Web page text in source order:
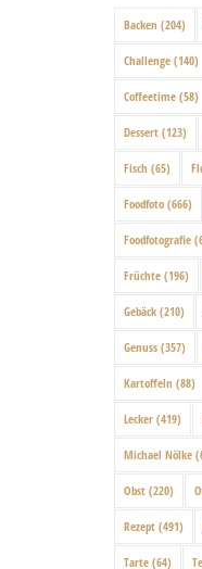
Backen (204)
Challenge (140)
Coffeetime (58)
Dessert (123)
Fisch (65)
Foodfoto (666)
Foodfotografie
Früchte (196)
Gebäck (210)
Genuss (357)
Kartoffeln (88)
Lecker (419)
Michael Nölke
Obst (220)
Rezept (491)
Tarte (64)